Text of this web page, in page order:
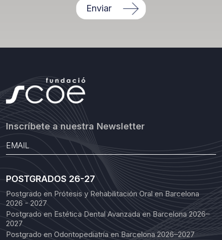
Enviar
Inscríbete a nuestra Newsletter
POSTGRADOS 26-27
Postgrado en Prótesis y Rehabilitación Oral en Barcelona
2026 - 2027
Postgrado en Estética Dental Avanzada en Barcelona 2026–
2027
Postgrado en Odontopediatría en Barcelona 2026–2027